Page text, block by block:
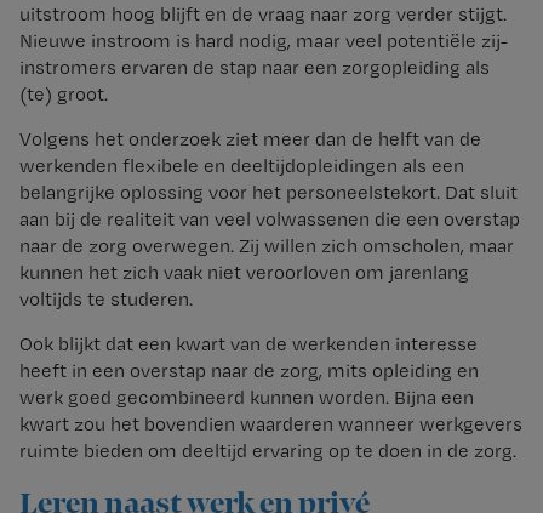
uitstroom hoog blijft en de vraag naar zorg verder stijgt.
Nieuwe instroom is hard nodig, maar veel potentiële zij-
instromers ervaren de stap naar een zorgopleiding als
(te) groot.
Volgens het onderzoek ziet meer dan de helft van de
werkenden flexibele en deeltijdopleidingen als een
belangrijke oplossing voor het personeelstekort. Dat sluit
aan bij de realiteit van veel volwassenen die een overstap
naar de zorg overwegen. Zij willen zich omscholen, maar
kunnen het zich vaak niet veroorloven om jarenlang
voltijds te studeren.
Ook blijkt dat een kwart van de werkenden interesse
heeft in een overstap naar de zorg, mits opleiding en
werk goed gecombineerd kunnen worden. Bijna een
kwart zou het bovendien waarderen wanneer werkgevers
ruimte bieden om deeltijd ervaring op te doen in de zorg.
Leren naast werk en privé